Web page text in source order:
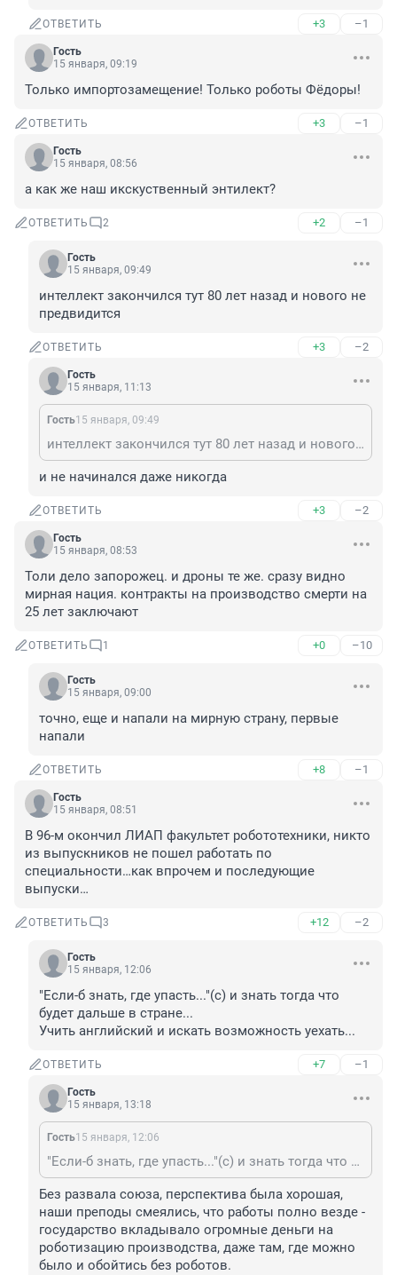
ОТВЕТИТЬ +3 –1
Гость
15 января, 09:19
Только импортозамещение! Только роботы Фёдоры!
ОТВЕТИТЬ +3 –1
Гость
15 января, 08:56
а как же наш икскуственный энтилект?
ОТВЕТИТЬ 2 +2 –1
Гость
15 января, 09:49
интеллект закончился тут 80 лет назад и нового не
предвидится
ОТВЕТИТЬ +3 –2
Гость
15 января, 11:13
Гость15 января, 09:49
интеллект закончился тут 80 лет назад и нового не предвидится
и не начинался даже никогда
ОТВЕТИТЬ +3 –2
Гость
15 января, 08:53
Толи дело запорожец. и дроны те же. сразу видно
мирная нация. контракты на производство смерти на
25 лет заключают
ОТВЕТИТЬ 1 +0 –10
Гость
15 января, 09:00
точно, еще и напали на мирную страну, первые
напали
ОТВЕТИТЬ +8 –1
Гость
15 января, 08:51
В 96-м окончил ЛИАП факультет робототехники, никто
из выпускников не пошел работать по
специальности…как впрочем и последующие
выпуски…
ОТВЕТИТЬ 3 +12 –2
Гость
15 января, 12:06
"Если-б знать, где упасть..."(с) и знать тогда что
будет дальше в стране...
Учить английский и искать возможность уехать...
ОТВЕТИТЬ +7 –1
Гость
15 января, 13:18
Гость15 января, 12:06
"Если-б знать, где упасть..."(с) и знать тогда что будет дальше в стране... Учить английский и искать возможность уехать...
Без развала союза, перспектива была хорошая,
наши преподы смеялись, что работы полно везде -
государство вкладывало огромные деньги на
роботизацию производства, даже там, где можно
было и обойтись без роботов.